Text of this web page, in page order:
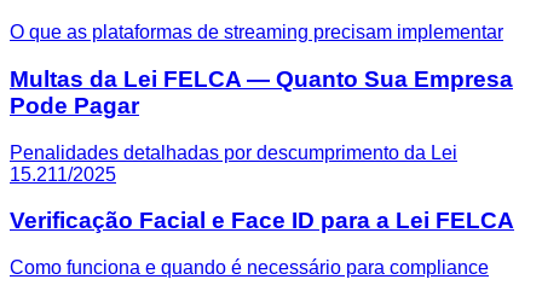
O que as plataformas de streaming precisam implementar
Multas da Lei FELCA — Quanto Sua Empresa
Pode Pagar
Penalidades detalhadas por descumprimento da Lei
15.211/2025
Verificação Facial e Face ID para a Lei FELCA
Como funciona e quando é necessário para compliance